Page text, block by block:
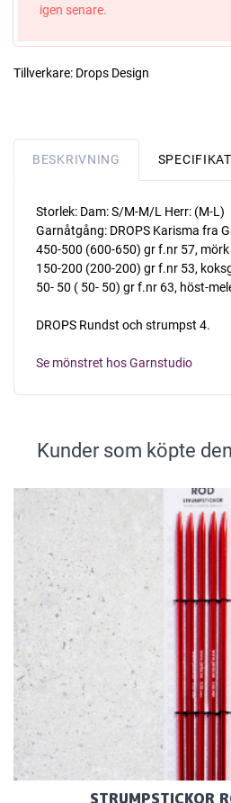
igen senare.
Tillverkare: Drops Design
BESKRIVNING
Storlek: Dam: S/M-M/L Herr: (M-L)
Garnåtgång: DROPS Karisma fra
450-500 (600-650) gr f.nr 57, mörk
150-200 (200-200) gr f.nr 53,
50- 50 ( 50- 50) gr f.nr 63, höst-
DROPS Rundst och strumpst 4.
Se mönstret hos Garnstudio
Kunder som köpte
STRUMPSTICKOR